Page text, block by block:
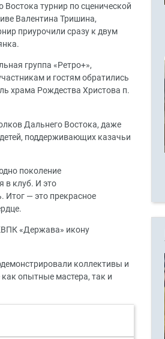
турнир по сценической
Валентина Тришина,
приурочили сразу к двум
группа «Ретро+»,
и гостям обратились
храма Рождества Христова п.
Дальнего Востока, даже
поддерживающих казачьи
поколение
в клуб. И это
— это прекрасное
«Держава» икону
коллективы и
опытные мастера, так и